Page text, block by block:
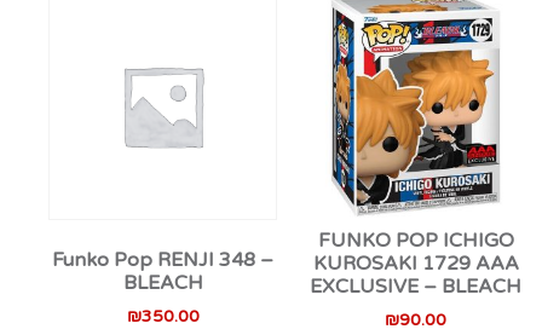
FUNKO POP ICHIGO
KUROSAKI 1729 AAA
EXCLUSIVE – BLEACH
₪90.00
Funko Pop RENJI 348 –
BLEACH
₪350.00